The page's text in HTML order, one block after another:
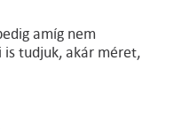
amíg nem
tudjuk, akár méret,